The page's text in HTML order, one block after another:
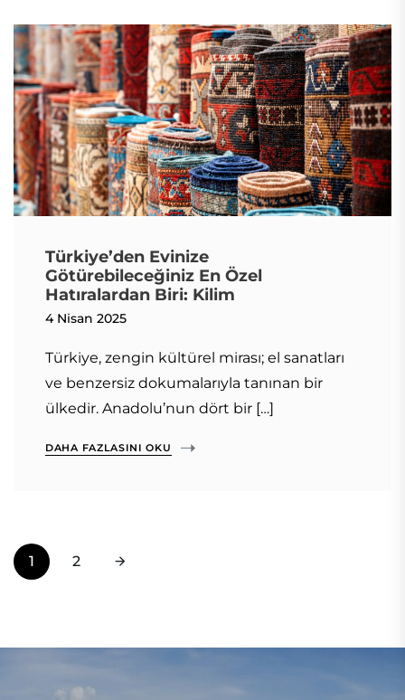
Türkiye’den Evinize
Götürebileceğiniz En Özel
Hatıralardan Biri: Kilim
4 Nisan 2025
Türkiye, zengin kültürel mirası; el sanatları
ve benzersiz dokumalarıyla tanınan bir
ülkedir. Anadolu’nun dört bir […]
DAHA FAZLASINI OKU
1 2